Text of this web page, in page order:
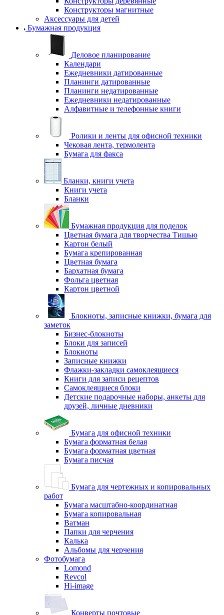
Конструкторы магнитные
Аксессуары для детей
Бумажная продукция
Деловое планирование
Календари
Ежедневники датированные
Планинги датированные
Планинги недатированные
Ежедневники недатированные
Алфавитные и телефонные книги
Ролики и ленты для офисной техники
Чековая лента, термолента
Бумага для факса
Бланки, книги учета
Книги учета
Бланки
Бумажная продукция для поделок
Цветная бумага для творчества Тишью
Картон белый
Бумага крепированная
Цветная бумага
Бархатная бумага
Фольга цветная
Картон цветной
Блокноты, записные книжки, бумага для
заметок
Бизнес-блокноты
Блоки для записей
Блокноты
Записные книжки
Флажки-закладки самоклеящиеся
Книги для записи рецептов
Самоклеящиеся блоки
Детские подарочные наборы, анкеты для
друзей, личные дневники
Бумага для офисной техники
Бумага форматная белая
Бумага форматная цветная
Бумага писчая
Бумага для чертежных и копировальных
работ
Бумага масштабно-координатная
Бумага копировальная
Ватман
Папки для черчения
Калька
Альбомы для черчения
Фотобумага
Lomond
Revcol
Hi-image
Конверты почтовые